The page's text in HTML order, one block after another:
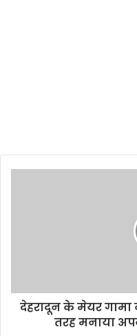
देहरादून के मेयर
तरह मनाया